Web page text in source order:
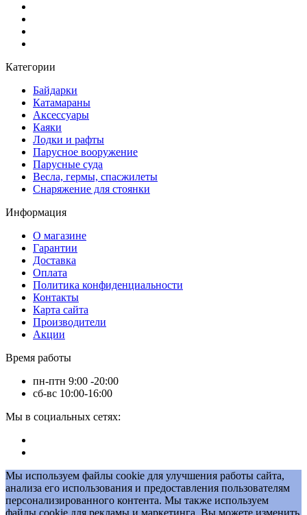
Категории
Байдарки
Катамараны
Аксессуары
Каяки
Лодки и рафты
Парусное вооружение
Парусные суда
Весла, гермы, спасжилеты
Снаряжение для стоянки
Информация
О магазине
Гарантии
Доставка
Оплата
Политика конфиденциальности
Контакты
Карта сайта
Производители
Акции
Время работы
пн-птн 9:00 -20:00
сб-вс 10:00-16:00
Мы в социальных сетях:
Мы используем файлы cookie для улучшения работы сайта,
анализа его использования и предоставления пользователям
персонализированного контента. Мы также используем
файлы cookie для рекламы и маркетинга. Вы можете изменить